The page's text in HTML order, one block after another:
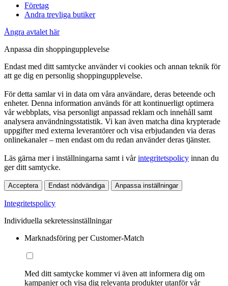
Företag
Andra trevliga butiker
Ångra avtalet här
Anpassa din shoppingupplevelse
Endast med ditt samtycke använder vi cookies och annan teknik för
att ge dig en personlig shoppingupplevelse.
För detta samlar vi in data om våra användare, deras beteende och
enheter. Denna information används för att kontinuerligt optimera
vår webbplats, visa personligt anpassad reklam och innehåll samt
analysera användningsstatistik. Vi kan även matcha dina krypterade
uppgifter med externa leverantörer och visa erbjudanden via deras
onlinekanaler – men endast om du redan använder deras tjänster.
Läs gärna mer i inställningarna samt i vårintegritetspolicy innan du
ger ditt samtycke.
Acceptera Endast nödvändiga Anpassa inställningar
Integritetspolicy
Individuella sekretessinställningar
Marknadsföring per Customer-Match
Med ditt samtycke kommer vi även att informera dig om
kampanjer och visa dig relevanta produkter utanför vår